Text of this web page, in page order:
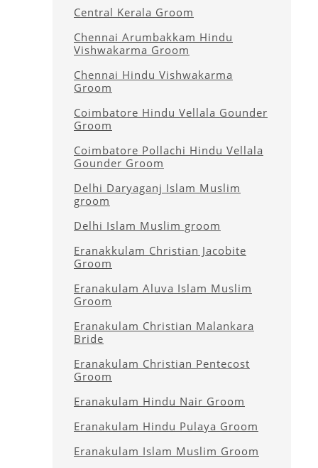
Central Kerala Groom
Chennai Arumbakkam Hindu
Vishwakarma Groom
Chennai Hindu Vishwakarma
Groom
Coimbatore Hindu Vellala Gounder
Groom
Coimbatore Pollachi Hindu Vellala
Gounder Groom
Delhi Daryaganj Islam Muslim
groom
Delhi Islam Muslim groom
Eranakkulam Christian Jacobite
Groom
Eranakulam Aluva Islam Muslim
Groom
Eranakulam Christian Malankara
Bride
Eranakulam Christian Pentecost
Groom
Eranakulam Hindu Nair Groom
Eranakulam Hindu Pulaya Groom
Eranakulam Islam Muslim Groom